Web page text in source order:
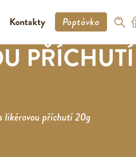
Kontakty Poptávka
PŘÍCHUTÍ
likérovou příchutí 20g